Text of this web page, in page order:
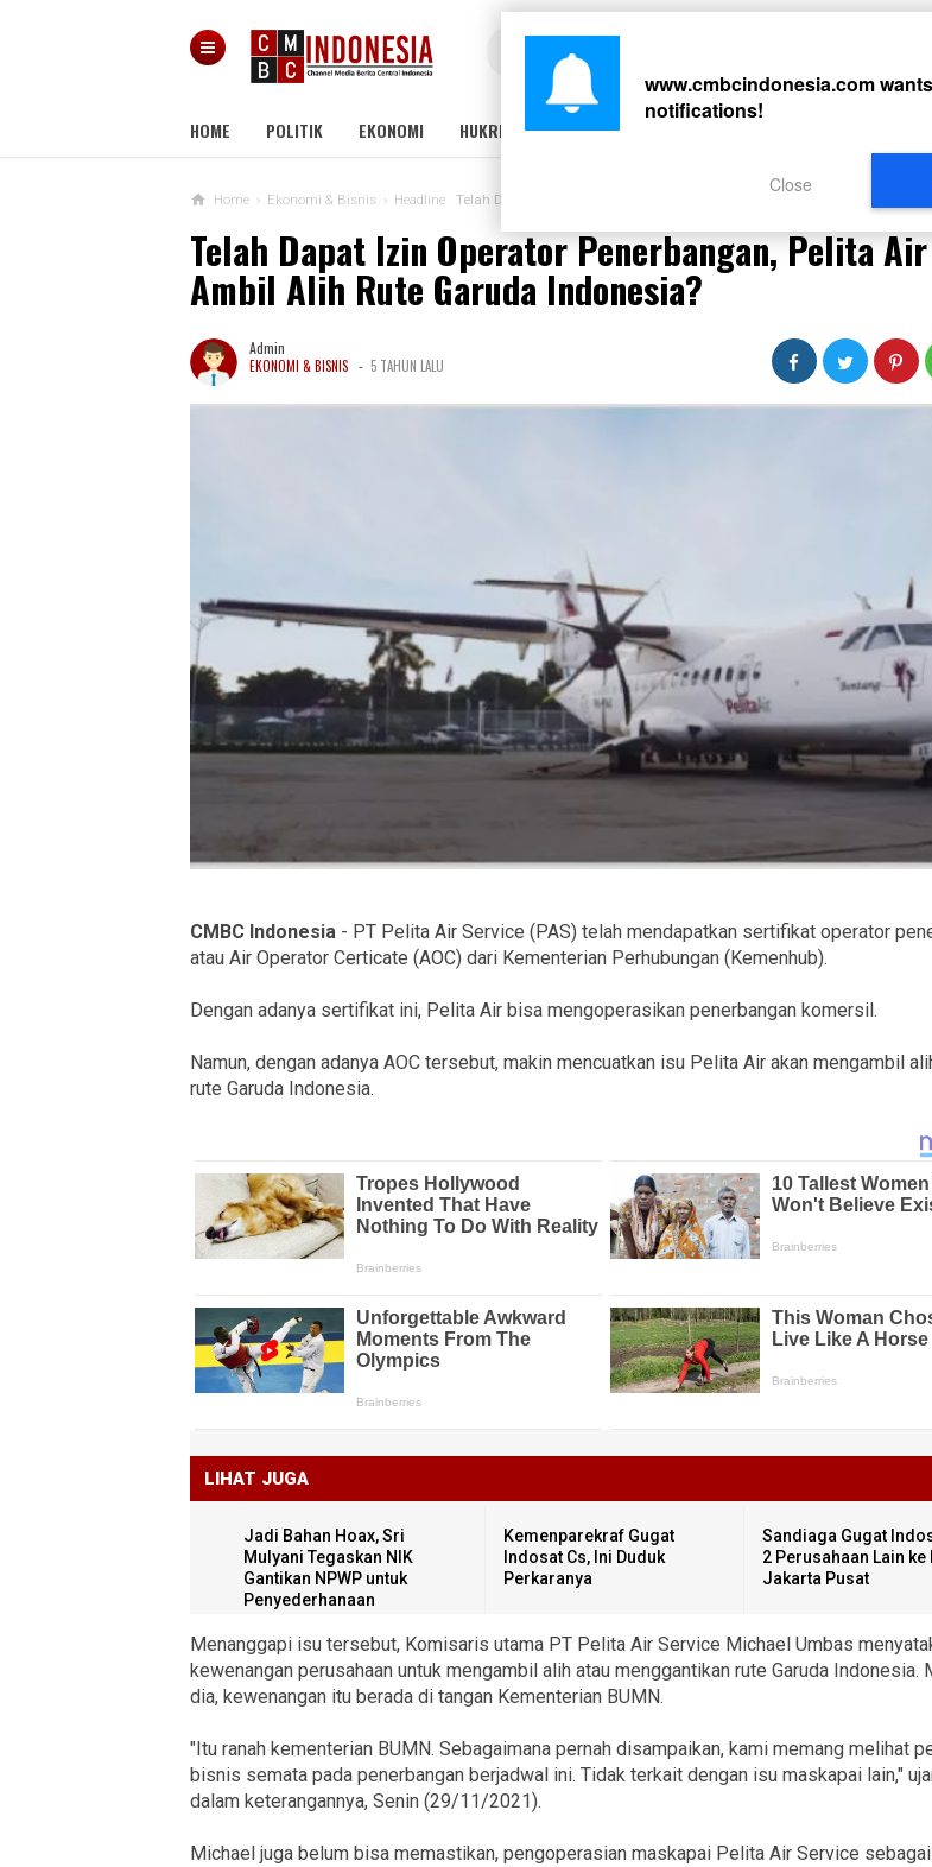
HOME POLITIK EKONOMI HUKRIM PERISTIWA
Home › Ekonomi & Bisnis › Headline Telah Dapat Izin Operator Penerbangan, Pelita Air Ambil Alih Rute Garuda
Telah Dapat Izin Operator Penerbangan, Pelita Air
Ambil Alih Rute Garuda Indonesia?
Admin
EKONOMI & BISNIS - 5 TAHUN LALU
CMBC Indonesia - PT Pelita Air Service (PAS) telah mendapatkan sertifikat operator
atau Air Operator Certicate (AOC) dari Kementerian Perhubungan (Kemenhub).
Dengan adanya sertifikat ini, Pelita Air bisa mengoperasikan penerbangan komersil.
Namun, dengan adanya AOC tersebut, makin mencuatkan isu Pelita Air akan mengambil
rute Garuda Indonesia.
LIHAT JUGA
Jadi Bahan Hoax, Sri
Mulyani Tegaskan NIK
Gantikan NPWP untuk
Penyederhanaan
Kemenparekraf Gugat
Indosat Cs, Ini Duduk
Perkaranya
Sandiaga Gugat
2 Perusahaan Lain ke
Jakarta Pusat
Menanggapi isu tersebut, Komisaris utama PT Pelita Air Service Michael Umbas
kewenangan perusahaan untuk mengambil alih atau menggantikan rute Garuda Indonesia.
dia, kewenangan itu berada di tangan Kementerian BUMN.
"Itu ranah kementerian BUMN. Sebagaimana pernah disampaikan, kami memang melihat
bisnis semata pada penerbangan berjadwal ini. Tidak terkait dengan isu maskapai lain,"
dalam keterangannya, Senin (29/11/2021).
Michael juga belum bisa memastikan, pengoperasian maskapai Pelita Air Service
www.cmbcindonesia.com
notifications!
Close